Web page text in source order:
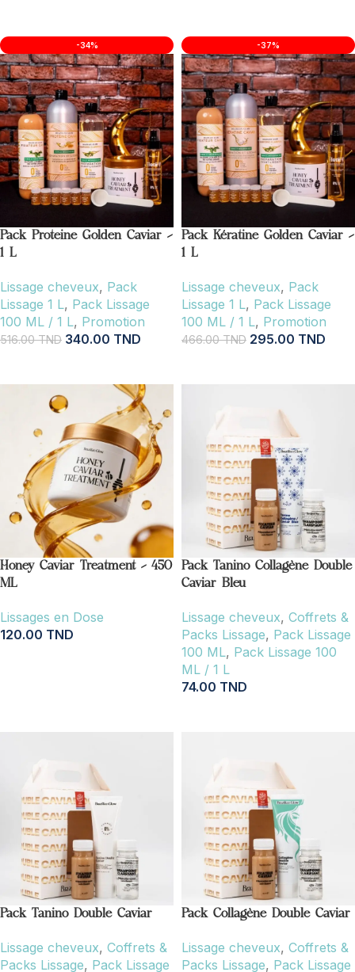
-34%
Pack Proteine Golden Caviar –
1 L
Lissage cheveux, Pack
Lissage 1 L, Pack Lissage
100 ML / 1 L, Promotion
516.00TND 340.00 TND
-37%
Pack Kératine Golden Caviar –
1 L
Lissage cheveux, Pack
Lissage 1 L, Pack Lissage
100 ML / 1 L, Promotion
466.00TND 295.00 TND
Honey Caviar Treatment – 450
ML
Lissages en Dose
120.00 TND
Pack Tanino Collagène Double
Caviar Bleu
Lissage cheveux, Coffrets &
Packs Lissage, Pack Lissage
100 ML, Pack Lissage 100
ML / 1 L
74.00 TND
Pack Tanino Double Caviar
Lissage cheveux, Coffrets &
Packs Lissage, Pack Lissage
Pack Collagène Double Caviar
Lissage cheveux, Coffrets &
Packs Lissage, Pack Lissage